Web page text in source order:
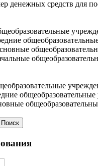
денежных средств для